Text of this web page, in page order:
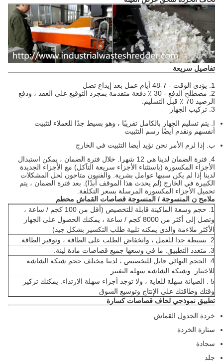
تفاصيل سريعة
1. يؤدي الوقت - 7-48 أيام عمل بعد إيداع تصل
2. مصطلح الدفع - 30 ٪ دفعة متقدمة بمجرد التوقيع على العقد ، ودفع
الرصيد 70 ٪ قبل التسليم.
3. تركيب الجهاز
ا.
يتم تسليم الجهاز بالكامل تقريبًا ، وهو بسيط جدًا للعملاء لتثبيت
أنفسهم ونقدم أيضًا رسم التثبيت
ب.
إذا لزم الأمر نحن نؤيد أيضا التثبيت في الخارج
4. فترة الضمان لدينا هي 12 شهرا.
خلال فترة الضمان ، يمكن استبدال
الأجزاء المكسورة (باستثناء الأجزاء سريعة التآكل) مع الأجزاء الجديدة
لدينا إذا لم يكن سببها عوامل بشرية.
والفنيون متاحون لحل المشكلات
الكبيرة في الخارج (لم يحدث هذا الموقف أبدًا).
بعد فترة الضمان ، يتم
تحميل الأجزاء المكسورة المرسلة بسعر التكلفة.
ملامح ن المنسوجة / المنسوجة قصاصات القماش محطم
1.
حجم وسعة الماكينة قابلة للتخصيص (أقل من 100 كجم / ساعة ،
وتصل إلى أكثر من 8000 كجم / ساعة ، يمكنك الحصول على الجهاز
الأكثر ملاءمة والذي يمكنه تلبية طلب التكسير بشكل جيد)
2.
بسيطة جدا للعمل ، وانخفاض الطلب على الطاقة ، وتوفير الطاقة.
3. متعدد التطبيق.
ما في وسعها جميع قصاصات مادة لينة.
4. الحجم النهائي قابل للتخصيص ، لدينا مختلف حجم شبكة الشاشة
للاختيار.
وشبكة الشاشة سهلة التغيير
5
الصيانة سهلة للغاية ، ولا توجد أجزاء سهلة الارتداء.
يمكنك تركيز
وقتك وطاقتك على الإنتاج وتوسيع السوق
تطبيق نموذجي لحاف قصاصات كسارة
خردة الجدول القماش
ستارة الخردة
سجادة
جلد